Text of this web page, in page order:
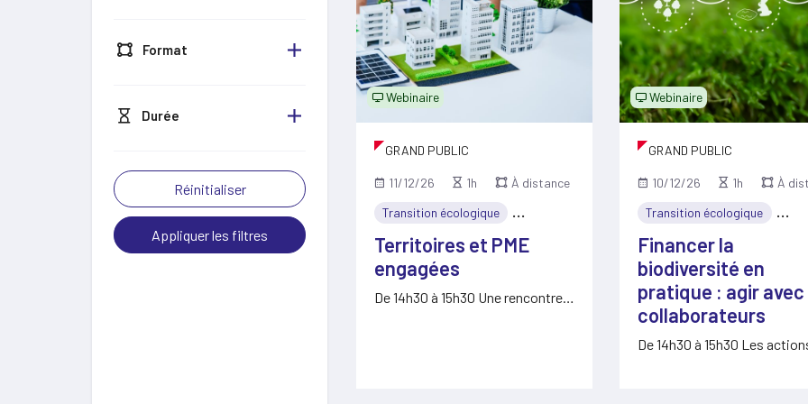
Format
Durée
Réinitialiser
Appliquer les filtres
Webinaire
GRAND PUBLIC
11/12/26 1h
À distance
Transition écologique
Économie
Territoires et PME
engagées
De 14h30 à 15h30 Une rencontre
Webinaire
GRAND PUBLIC
10/12/26 1h
À
Transition écologique
Financer la
biodiversité en
pratique : agir avec
collaborateurs
De 14h30 à 15h30 Les